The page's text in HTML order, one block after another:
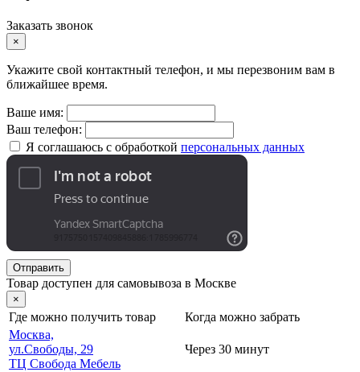
Заказать звонок
×
Укажите свой контактный телефон, и мы перезвоним вам в
ближайшее время.
Ваше имя:
Ваш телефон:
Я соглашаюсь с обработкой персональных данных
Отправить
Товар доступен для самовывоза в Москве
×
Где можно получить товар
Когда можно забрать
Москва,
ул.Свободы, 29
ТЦ Свобода Мебель
Через 30 минут